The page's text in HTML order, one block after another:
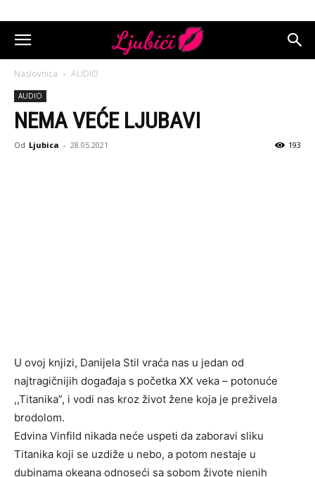
Naslovnica AUDIO
AUDIO
NEMA VEĆE LJUBAVI
Od Ljubica - 28.05.2021 193
U ovoj knjizi, Danijela Stil vraća nas u jedan od
najtragičnijih događaja s početka XX veka – potonuće
,,Titanika”, i vodi nas kroz život žene koja je preživela
brodolom.
Edvina Vinfild nikada neće uspeti da zaboravi sliku
Titanika koji se uzdiže u nebo, a potom nestaje u
dubinama okeana odnoseći sa sobom živote njenih